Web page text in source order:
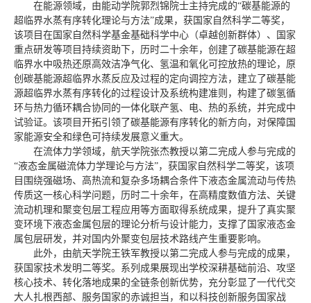
在能源领域，由能动学院郭烈锦院士主持完成的“碳基能源的
超临界水蒸有序转化理论与方法”成果，获国家自然科学二等奖，
该项目在国家自然科学基金基础科学中心（卓越创新群体）、国家
重点研发等项目持续资助下，历时二十余年，创建了碳基能源在超
临界水中吸热还原高效洁净气化、氢温和氧化可控放热的理论，原
创碳基能源超临界水蒸反应及过程的定向调控方法，建立了碳基能
源超临界水蒸有序转化的过程设计及系统构建准则，构建了碳氢循
环与热力循环耦合协同的一体化联产氢、电、热的系统，并完成中
试验证。该项目开拓引领了碳基能源有序转化的新方向，对保障国
家能源安全和绿色可持续发展意义重大。
在流体力学领域，航天学院张杰教授以第二完成人参与完成的
“液态金属磁流体力学理论与方法”，获国家自然科学二等奖，该项
目围绕强磁场、高热流和复杂多场耦合条件下液态金属流动与传热
传质这一核心科学问题，历时二十余年，在高精度数值方法、关键
流动机理和聚变包层工程应用等方面取得系统成果，提升了真实聚
变环境下液态金属包层的理论分析与设计能力，支撑了国家液态金
属包层研发，并对国内外聚变包层技术路线产生重要影响。
此外，由航天学院王铁军教授以第二完成人参与完成的成果，
获国家技术发明二等奖。系列成果展现出学校深耕基础前沿、攻坚
核心技术、转化落地成果的全链条创新优势，充分彰显了一代代交
大人扎根西部、服务国家的赤诚担当，和以科技创新服务国家战